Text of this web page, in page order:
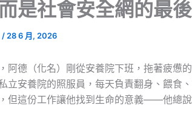
是社會安全網的最
/ 28 6 月, 2026
阿德（化名）剛從安養院下班，拖著疲憊
立安養院的照服員，每天負責翻身、餵食
但這份工作讓他找到生命的意義——他總